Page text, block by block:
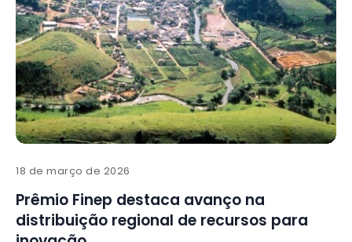
18 de março de 2026
Prêmio Finep destaca avanço na
distribuição regional de recursos para